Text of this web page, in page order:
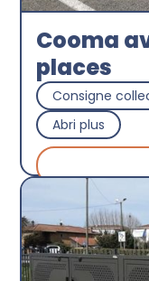
Cooma
places
Consigne
Abri plus